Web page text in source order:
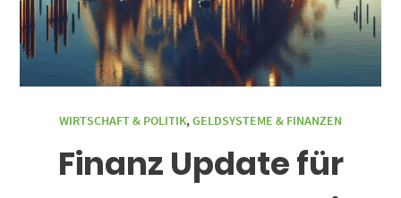
WIRTSCHAFT & POLITIK,GELDSYSTEME & FINANZEN
Finanz Update für